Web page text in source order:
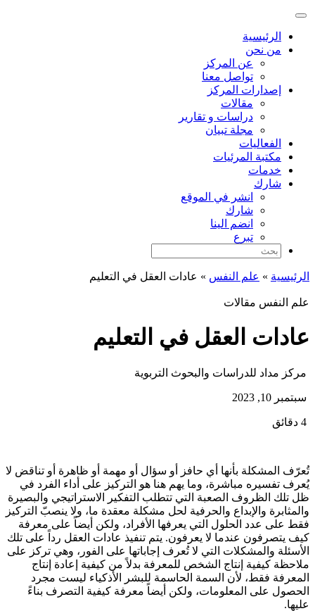
الرئيسية
من نحن
عن المركز
تواصل معنا
إصدارات المركز
مقالات
دراسات و تقارير
مجلة تبيان
الفعاليات
مكتبة المرئيات
خدمات
شارك
انشر في الموقع
شارك
انضم الينا
تبرع
الرئيسية » علم النفس » عادات العقل في التعليم
علم النفس مقالات
عادات العقل في التعليم
مركز مداد للدراسات والبحوث التربوية
سبتمبر 10, 2023
تُعرّف المشكلة بأنها أي حافز أو سؤال أو مهمة أو ظاهرة أو تناقض لا
يُعرف تفسيره مباشرة، وما يهم هنا هو التركيز على أداء الفرد في
ظل تلك الظروف الصعبة التي تتطلب التفكير الاستراتيجي والبصيرة
والمثابرة والإبداع والحرفية لحل مشكلة معقدة ما، ولا ينصبّ التركيز
فقط على عدد الحلول التي يعرفها الأفراد، ولكن أيضاً على معرفة
كيف يتصرفون عندما لا يعرفون. يتم تنفيذ عادات العقل رداً على تلك
الأسئلة والمشكلات التي لا تُعرف إجاباتها على الفور، وهي تركز على
ملاحظة كيفية إنتاج الشخص للمعرفة بدلاً من كيفية إعادة إنتاج
المعرفة فقط، لأن السمة الحاسمة للبشر الأذكياء ليست مجرد
الحصول على المعلومات، ولكن أيضاً معرفة كيفية التصرف بناءً
عليها.